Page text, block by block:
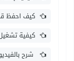
؟
كيف احفظ
سناب شات ؟
كيفية
شرح